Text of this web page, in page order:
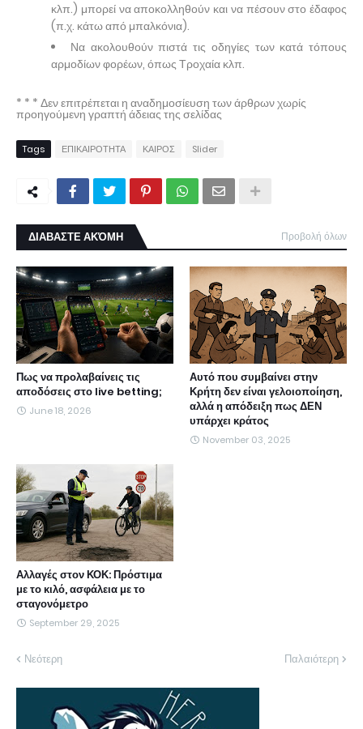
κλπ.) μπορεί να αποκολληθούν και να πέσουν στο έδαφος
(π.χ. κάτω από μπαλκόνια).
Να ακολουθούν πιστά τις οδηγίες των κατά τόπους
αρμοδίων φορέων, όπως Τροχαία κλπ.
* * * Δεν επιτρέπεται η αναδημοσίευση των άρθρων χωρίς
προηγούμενη γραπτή άδειας της σελίδας
Tags ΕΠΙΚΑΙΡΟΤΗΤΑ ΚΑΙΡΟΣ Slider
ΔΙΑΒΑΣΤΕ ΑΚΌΜΗ Προβολή όλων
Πως να προλαβαίνεις τις
αποδόσεις στο live betting;
June 18, 2026
Αυτό που συμβαίνει στην
Κρήτη δεν είναι γελοιοποίηση,
αλλά η απόδειξη πως ΔΕΝ
υπάρχει κράτος
November 03, 2025
Αλλαγές στον ΚΟΚ: Πρόστιμα
με το κιλό, ασφάλεια με το
σταγονόμετρο
September 29, 2025
Νεότερη Παλαιότερη